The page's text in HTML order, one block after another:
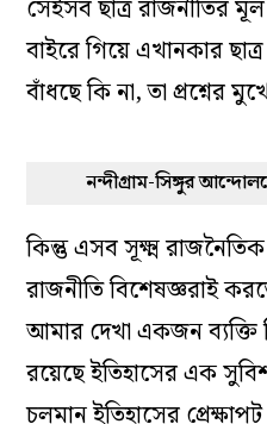
সেইসব ছাত্র রাজনীতির
বাইরে গিয়ে এখানকার
বাঁধছে কি না, তা প্রশ্নের
নন্দীগ্রাম-সিঙ্গুর
কিন্তু এসব সূক্ষ্ম
রাজনীতি বিশেষজ্ঞরাই
আমার দেখা একজন ব্যক্তি
রয়েছে ইতিহাসের এক
চলমান ইতিহাসের